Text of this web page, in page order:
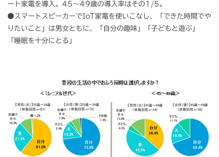
ート家電を導入。45～49歳の導入率はその1/5。
●スマートスピーカーでIoT家電を使いこなし、「できた時間でや
りたいこと」は男女ともに、「自分の趣味」「子どもと遊ぶ」
「睡眠を十分にとる」